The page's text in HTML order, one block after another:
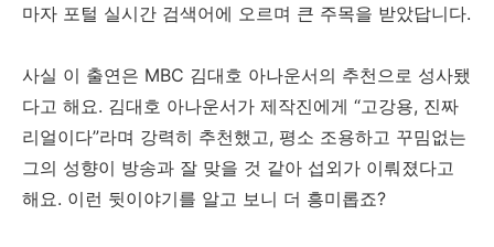
마자 포털 실시간 검색어에 오르며 큰 주목을 받았답니다.
사실 이 출연은 MBC 김대호 아나운서의 추천으로 성사됐
다고 해요. 김대호 아나운서가 제작진에게 “고강용, 진짜
리얼이다”라며 강력히 추천했고, 평소 조용하고 꾸밈없는
그의 성향이 방송과 잘 맞을 것 같아 섭외가 이뤄졌다고
해요. 이런 뒷이야기를 알고 보니 더 흥미롭죠?